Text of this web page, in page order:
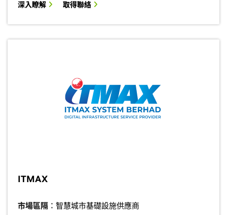
深入瞭解 取得聯絡
ITMAX
市場區隔 ：智慧城市基礎設施供應商